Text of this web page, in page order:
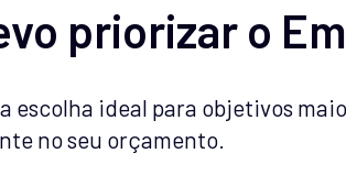
priorizar o
escolha ideal para objetivos
no seu orçamento.